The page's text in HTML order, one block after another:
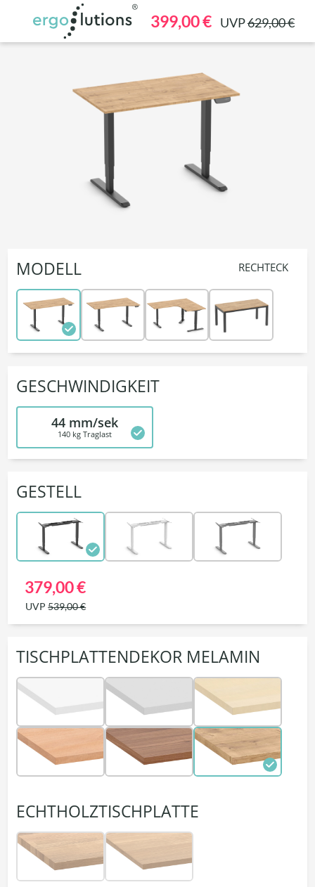
399,00 € UVP629,00 €
MODELL RECHTECK
GESCHWINDIGKEIT
44 mm/sek
140 kg Traglast
GESTELL
379,00 €
UVP539,00 €
TISCHPLATTENDEKOR MELAMIN
ECHTHOLZTISCHPLATTE